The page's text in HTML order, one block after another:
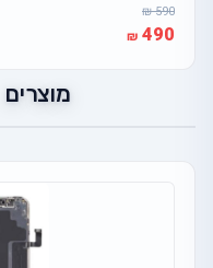
590
490
מוצרים